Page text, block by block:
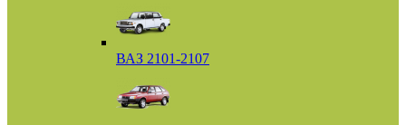
ВАЗ 2101-2107